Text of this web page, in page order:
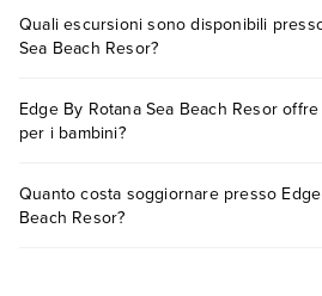
o a pagamento tra cui: aria
asciugacapelli, cassetta di sicurezza
Scopri tutti i dettagli nel paragrafo
descrizione
Quali escursioni sono disponibili
Sea Beach Resor?
presso Edge By Rotana Sea Beach
sezione dedicata
Edge By Rotana Sea Beach Resor
per i bambini?
bambini, inclusi o a pagamento, tra
bambini.
Quanto costa soggiornare presso
Beach Resor?
in base a vari fattori (per es. date,